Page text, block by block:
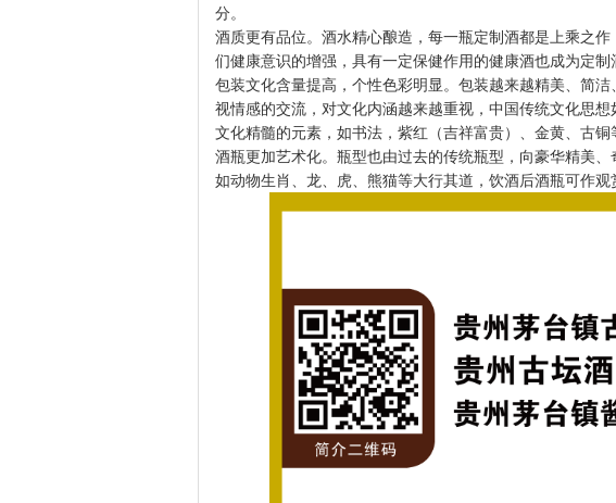
分。
酒质更有品位。酒水精心酿造，每一瓶定制酒都是上乘之
们健康意识的增强，具有一定保健作用的健康酒也成为定制
包装文化含量提高，个性色彩明显。包装越来越精美、简
视情感的交流，对文化内涵越来越重视，中国传统文化思
文化精髓的元素，如书法，紫红（吉祥富贵）、金黄、古铜
酒瓶更加艺术化。瓶型也由过去的传统瓶型，向豪华精美
如动物生肖、龙、虎、熊猫等大行其道，饮酒后酒瓶可作观